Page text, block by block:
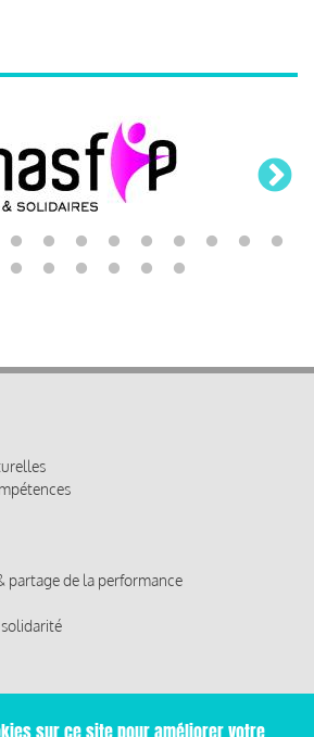
partage de la performance